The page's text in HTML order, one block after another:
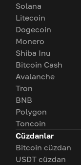
Solana
Litecoin
Dogecoin
Monero
Shiba Inu
Bitcoin Cash
Avalanche
Tron
BNB
Polygon
Toncoin
Cüzdanlar
Bitcoin cüzdan
USDT cüzdan